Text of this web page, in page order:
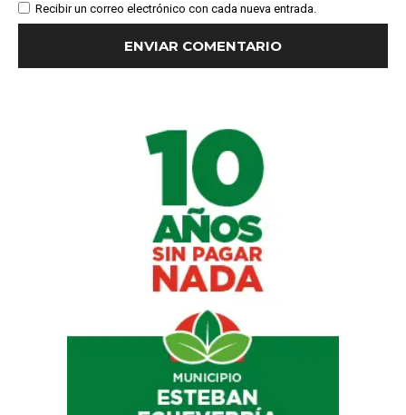
Recibir un correo electrónico con cada nueva entrada.